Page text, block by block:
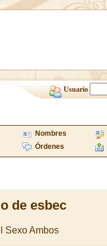
Usuario
Nombres
Órdenes
de esbec
Sexo Ambos